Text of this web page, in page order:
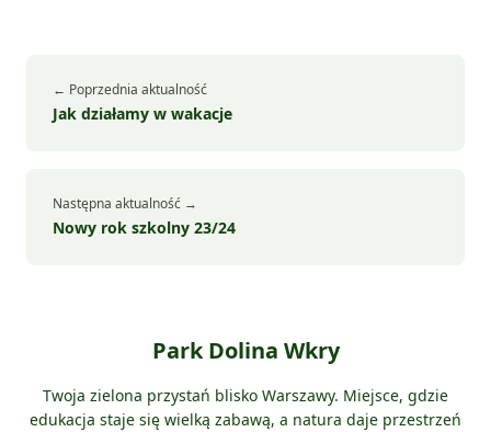
← Poprzednia aktualność
Jak działamy w wakacje
Następna aktualność →
Nowy rok szkolny 23/24
Park Dolina Wkry
Twoja zielona przystań blisko Warszawy. Miejsce, gdzie
edukacja staje się wielką zabawą, a natura daje przestrzeń